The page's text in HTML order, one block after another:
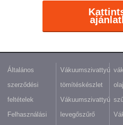
Általános
szerződési
feltételek
Felhasználási
Vákuumszivattyú
tömítéskészlet
Vákuumszivattyú
levegőszűrő